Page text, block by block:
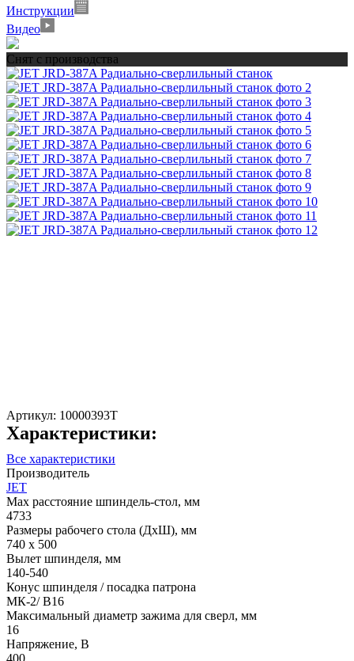
Инструкции
Видео
Снят с производства
Артикул: 10000393T
Характеристики:
Все характеристики
Производитель
JET
Max расстояние шпиндель-стол, мм
4733
Размеры рабочего стола (ДхШ), мм
740 х 500
Вылет шпинделя, мм
140-540
Конус шпинделя / посадка патрона
МК-2/ В16
Максимальный диаметр зажима для сверл, мм
16
Напряжение, В
400